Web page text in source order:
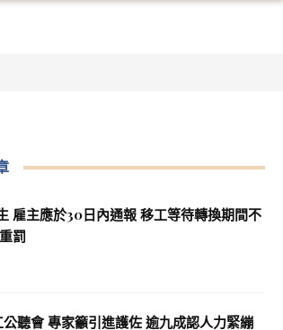
雇主應於30日內通報 移工等待轉換期間不
罰
公聽會 專家籲引進護佐 逾九成認人力緊繃